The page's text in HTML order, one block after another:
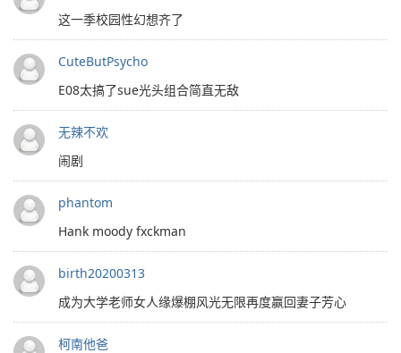
这一季校园性幻想齐了
CuteButPsycho
E08太搞了sue光头组合简直无敌
无辣不欢
闹剧
phantom
Hank moody fxckman
birth20200313
成为大学老师女人缘爆棚风光无限再度赢回妻子芳心
柯南他爸